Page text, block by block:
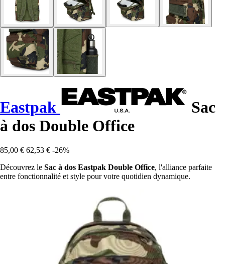
Eastpak
Sac
à dos Double Office
85,00 € 62,53 € -26%
Découvrez le Sac à dos Eastpak Double Office, l'alliance parfaite
entre fonctionnalité et style pour votre quotidien dynamique.